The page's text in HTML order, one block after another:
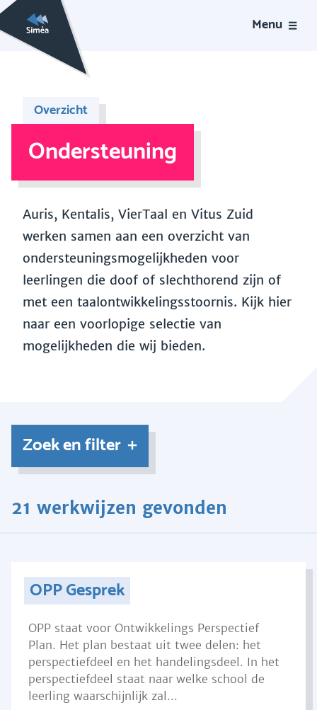
Menu
Overzicht
Ondersteuning
Auris, Kentalis, VierTaal en Vitus Zuid
werken samen aan een overzicht van
ondersteuningsmogelijkheden voor
leerlingen die doof of slechthorend zijn of
met een taalontwikkelingsstoornis. Kijk hier
naar een voorlopige selectie van
mogelijkheden die wij bieden.
Zoek en filter
21 werkwijzen gevonden
OPP Gesprek
OPP staat voor Ontwikkelings Perspectief
Plan. Het plan bestaat uit twee delen: het
perspectiefdeel en het handelingsdeel. In het
perspectiefdeel staat naar welke school de
leerling waarschijnlijk zal...